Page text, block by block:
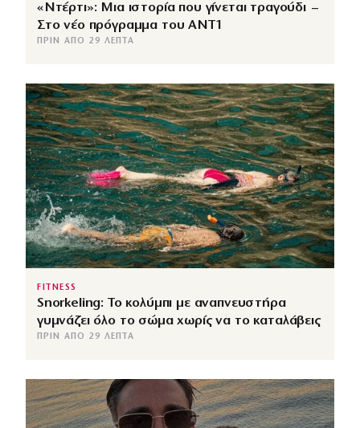
«Ντέρτι»: Μια ιστορία που γίνεται τραγούδι –
Στο νέο πρόγραμμα του ΑΝΤ1
ΠΡΙΝ ΑΠΌ 29 ΛΕΠΤΆ
FITNESS
Snorkeling: Το κολύμπι με αναπνευστήρα
γυμνάζει όλο το σώμα χωρίς να το καταλάβεις
ΠΡΙΝ ΑΠΌ 29 ΛΕΠΤΆ